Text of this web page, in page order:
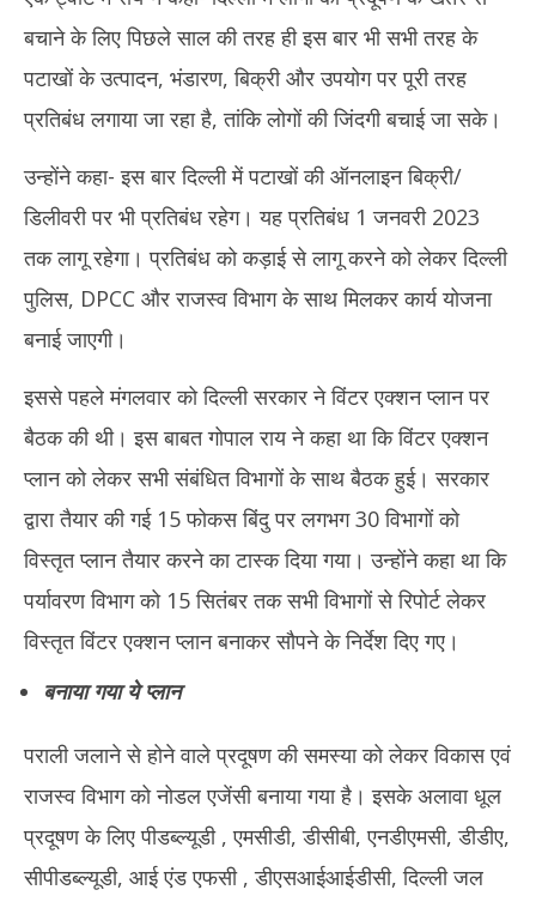
NOW VIEWING
दिल्ली सरकार ने पटाखों पर लिया यह बड़ा फैसला, मंत्री गोपाल राय ने दी ट्वीट कर
दी जानकारी
September
7, 2022
बचाने के लिए पिछले साल की तरह ही इस बार भी सभी तरह के
पटाखों के उत्पादन, भंडारण, बिक्री और उपयोग पर पूरी तरह
प्रतिबंध लगाया जा रहा है, तांकि लोगों की जिंदगी बचाई जा सके।
उन्होंने कहा- इस बार दिल्ली में पटाखों की ऑनलाइन बिक्री/
डिलीवरी पर भी प्रतिबंध रहेग। यह प्रतिबंध 1 जनवरी 2023
तक लागू रहेगा। प्रतिबंध को कड़ाई से लागू करने को लेकर दिल्ली
पुलिस, DPCC और राजस्व विभाग के साथ मिलकर कार्य योजना
बनाई जाएगी।
इससे पहले मंगलवार को दिल्ली सरकार ने विंटर एक्शन प्लान पर
बैठक की थी। इस बाबत गोपाल राय ने कहा था कि विंटर एक्शन
प्लान को लेकर सभी संबंधित विभागों के साथ बैठक हुई। सरकार
द्वारा तैयार की गई 15 फोकस बिंदु पर लगभग 30 विभागों को
विस्तृत प्लान तैयार करने का टास्क दिया गया। उन्होंने कहा था कि
पर्यावरण विभाग को 15 सितंबर तक सभी विभागों से रिपोर्ट लेकर
विस्तृत विंटर एक्शन प्लान बनाकर सौपने के निर्देश दिए गए।
बनाया गया ये प्लान
पराली जलाने से होने वाले प्रदूषण की समस्या को लेकर विकास एवं
राजस्व विभाग को नोडल एजेंसी बनाया गया है। इसके अलावा धूल
प्रदूषण के लिए पीडब्ल्यूडी , एमसीडी, डीसीबी, एनडीएमसी, डीडीए,
सीपीडब्ल्यूडी, आई एंड एफसी , डीएसआईआईडीसी, दिल्ली जल